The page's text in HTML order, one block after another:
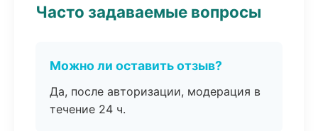
Часто задаваемые вопросы
Можно ли оставить отзыв?
Да, после авторизации, модерация в
течение 24 ч.